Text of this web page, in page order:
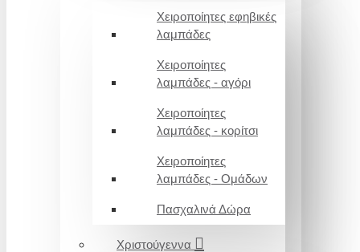
Χειροποίητες εφηβικές
λαμπάδες
Χειροποίητες
λαμπάδες - αγόρι
Χειροποίητες
λαμπάδες - κορίτσι
Χειροποίητες
λαμπάδες - Ομάδων
Πασχαλινά Δώρα
Χριστούγεννα